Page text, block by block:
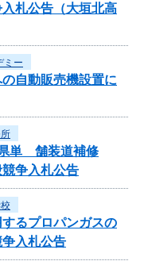
札公告（大垣北高
ミー
自動販売機設置に
単 舗装道補修
競争入札公告
るプロパンガスの
入札公告